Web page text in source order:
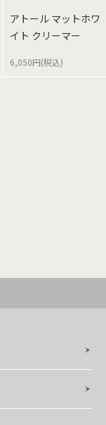
アトール マットホワ
イト クリーマー
6,050円(税込)